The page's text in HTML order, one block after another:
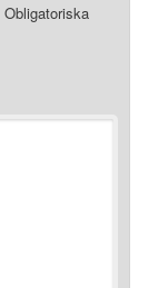
Obligatoriska